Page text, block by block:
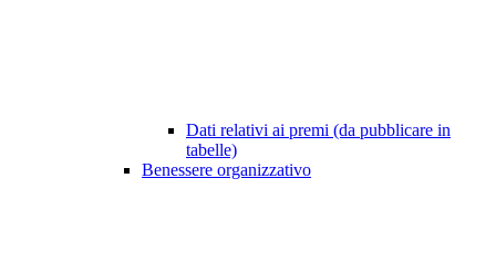
Dati relativi ai premi (da pubblicare in
tabelle)
Benessere organizzativo